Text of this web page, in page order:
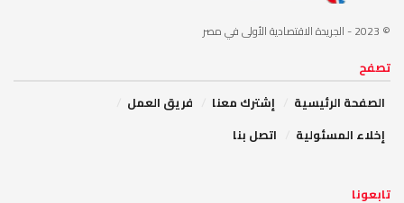
© 2023 - الجريدة الاقتصادية الأولى في مصر
تصفح
الصفحة الرئيسية
إشترك معنا
فريق العمل
إخلاء المسئولية
اتصل بنا
تابعونا